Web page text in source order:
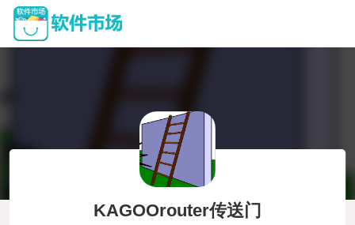
KAGOOrouter传送门